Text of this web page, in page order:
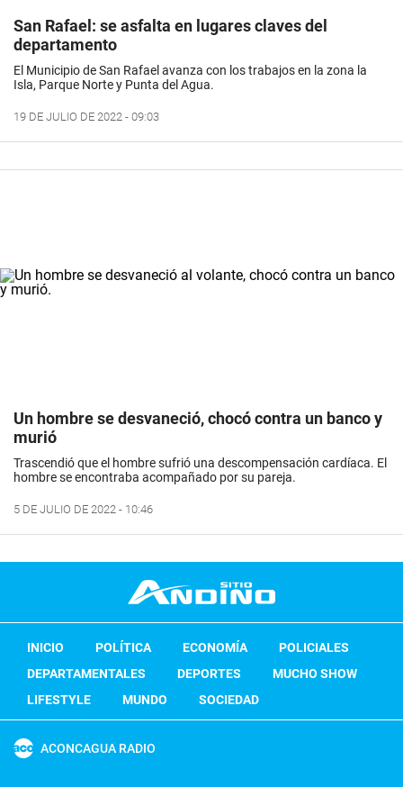
San Rafael: se asfalta en lugares claves del
departamento
El Municipio de San Rafael avanza con los trabajos en la zona la
Isla, Parque Norte y Punta del Agua.
19 DE JULIO DE 2022 - 09:03
Un hombre se desvaneció, chocó contra un banco y
murió
Trascendió que el hombre sufrió una descompensación cardíaca. El
hombre se encontraba acompañado por su pareja.
5 DE JULIO DE 2022 - 10:46
INICIO POLÍTICA ECONOMÍA
POLICIALES
DEPARTAMENTALES
DEPORTES
MUCHO SHOW
LIFESTYLE
MUNDO SOCIEDAD
ACONCAGUA RADIO